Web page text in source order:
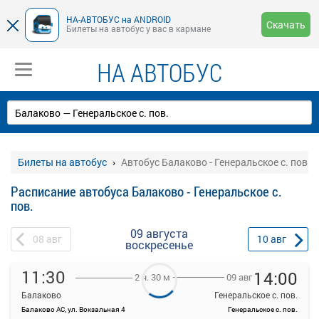
НА-АВТОБУС на ANDROID
Билеты на автобус у вас в кармане
Скачать
НА АВТОБУС
Билеты на автобус Автобус Балаково - Генеральское с. пов.
Расписание автобуса Балаково - Генеральское с.
пов.
08 авг 09 августа
воскресенье 10авг
11:30
Балаково
Балаково АС, ул. Вокзальная 4
2 ч. 30 м 09 авг 14:00
Генеральское с. пов.
Генеральское с. пов.
На данной странице вы можете ознакомиться с расписанием и